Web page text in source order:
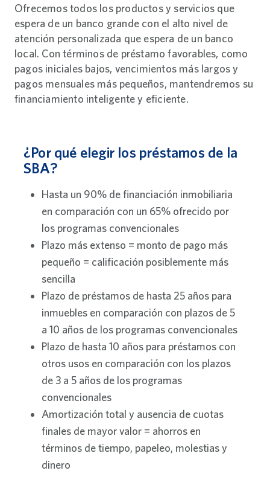
Ofrecemos todos los productos y servicios que
espera de un banco grande con el alto nivel de
atención personalizada que espera de un banco
local. Con términos de préstamo favorables, como
pagos iniciales bajos, vencimientos más largos y
pagos mensuales más pequeños, mantendremos su
financiamiento inteligente y eficiente.
¿Por qué elegir los préstamos de la
SBA?
Hasta un 90% de financiación inmobiliaria
en comparación con un 65% ofrecido por
los programas convencionales
Plazo más extenso = monto de pago más
pequeño = calificación posiblemente más
sencilla
Plazo de préstamos de hasta 25 años para
inmuebles en comparación con plazos de 5
a 10 años de los programas convencionales
Plazo de hasta 10 años para préstamos con
otros usos en comparación con los plazos
de 3 a 5 años de los programas
convencionales
Amortización total y ausencia de cuotas
finales de mayor valor = ahorros en
términos de tiempo, papeleo, molestias y
dinero